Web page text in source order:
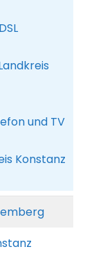
und TV
Konstanz